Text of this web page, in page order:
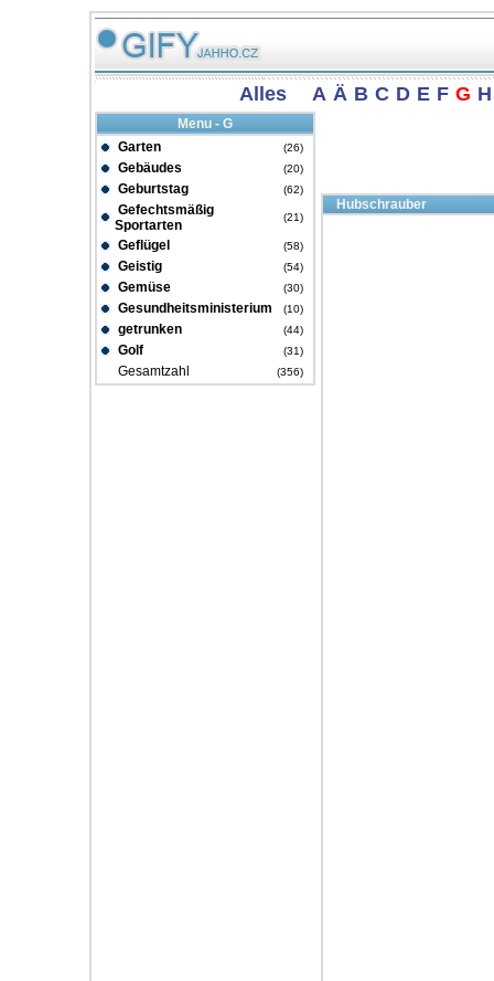
Alles A Ä B C D E F G H
Menu - G
Garten
(26)
Gebäudes (20)
Geburtstag (62)
Gefechtsmäßig
Sportarten
(21)
Geflügel (58)
Geistig (54)
Gemüse (30)
Gesundheitsministerium (10)
getrunken (44)
Golf (31)
Gesamtzahl (356)
Hubschrauber